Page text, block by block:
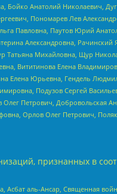
Бойко Анатолий Николаевич,
Пономарев Лев
Павловна, Паутов Юрий
Александровна,
Михайловна, Щур
Вититинова Елена
Елена Юрьевна, Гендель
Подузов Сергей
Петрович, Добровольская
Орлов Олег Петрович,
признанных в
аль-Ансар, Священная